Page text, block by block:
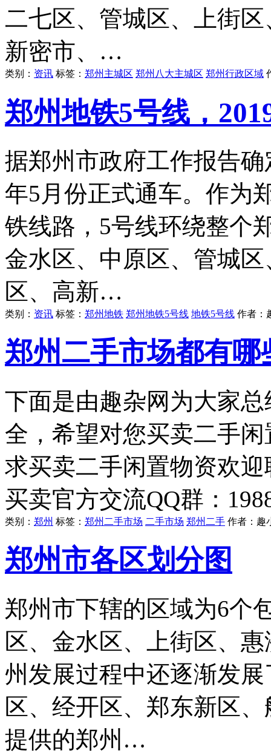
二七区、管城区、上街
新密市、…
类别： 资讯 标签： 郑州主城区 郑州八大主城区 郑州行政区域
郑州地铁5号线，
据郑州市政府工作报告
年5月份正式通车。作为
铁线路，5号线环绕整个
金水区、中原区、管城
区、高新…
类别： 资讯 标签： 郑州地铁 郑州地铁5号线 地铁5号线 作者：
郑州二手市场都有哪
下面是由趣杂网为大家
全，希望对您买卖二手
求买卖二手闲置物资欢
买卖官方交流QQ群：
类别： 郑州 标签： 郑州二手市场 二手市场 郑州二手 作者： 趣
郑州市各区划分图
郑州市下辖的区域为6个
区、金水区、上街区、
州发展过程中还逐渐发
区、经开区、郑东新区
提供的郑州…